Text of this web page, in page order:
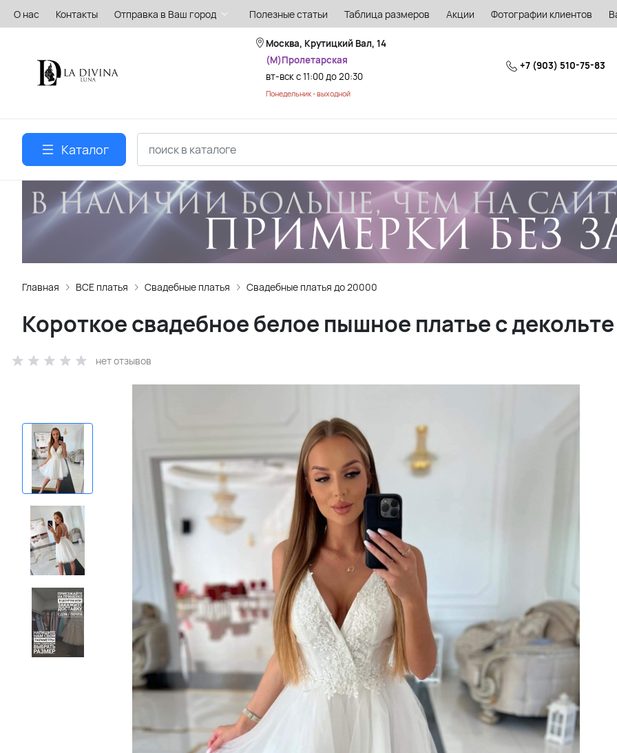
О нас Контакты Отправка в Ваш город Полезные статьи Таблица размеров Акции Фотографии клиентов
Москва, Крутицкий Вал, 14
(М)Пролетарская
вт-вск с 11:00 до 20:30
Понедельник - выходной
+7 (903) 510-75-83
Каталог
Главная ВСЕ платья Свадебные платья Свадебные платья до 20000
Короткое свадебное белое пышное платье с декольте
нет отзывов